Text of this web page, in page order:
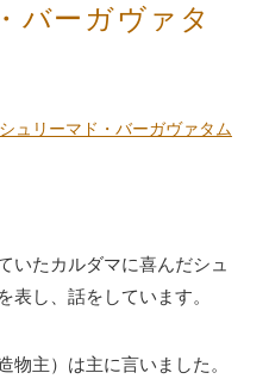
バーガヴァタ
シュリーマド・バーガヴァタム
いたカルダマに喜んだシュ
表し、話をしています。
物主）は主に言いました。